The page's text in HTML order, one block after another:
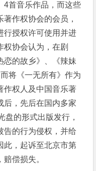
4首音乐作品，而这些
作权协会的会员，
行授权许可使用并进
权协会认为，在剧
恋的故乡》、《辣妹
将《一无所有》作为
作权人及中国音乐著
后，先后在国内多家
盘的形式出版发行，
告的行为侵权，并给
此，起诉至北京市第
偿损失。